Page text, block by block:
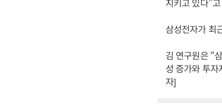
삼성전자가 최
김 연구원은 “
성 증가와 투
자]